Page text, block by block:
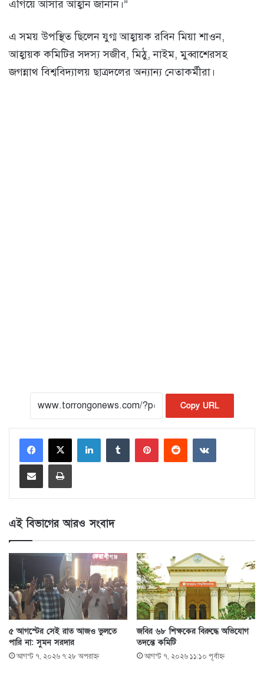
এগিয়ে আসার আহ্বান জানান।”
এ সময় উপস্থিত ছিলেন যুগ্ম আহ্বায়ক রবিন মিয়া শাওন,
আহ্বায়ক কমিটির সদস্য সজীব, মিঠু, নাইম, মুব্বাশেরসহ
জগন্নাথ বিশ্ববিদ্যালয় ছাত্রদলের অন্যান্য নেতাকর্মীরা।
Copy URL
LinkedIn
এই বিভাগের আরও সংবাদ
৫ আগস্টের সেই রাত আজও ভুলতে
পারি না: সুমন সরদার
আগস্ট ৭, ২০২৬ ৭:২৮ অপরাহ্ণ
জবির ৬৮ শিক্ষকের বিরুদ্ধে অভিযোগ
তদন্তে কমিটি
আগস্ট ৭, ২০২৬ ১১:১০ পূর্বাহ্ণ